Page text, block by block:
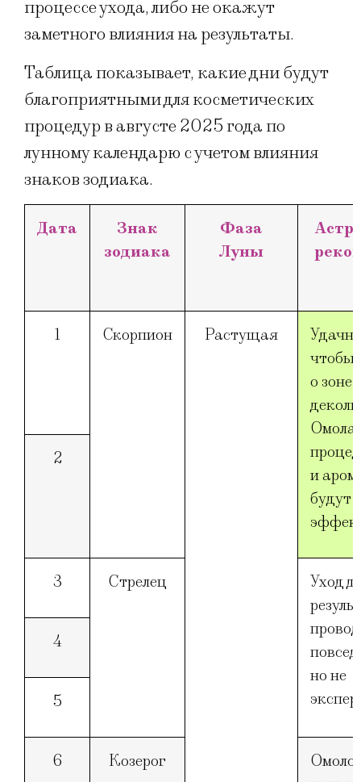
процессе ухода, либо не окажут
заметного влияния на результаты.
Таблица показывает, какие дни будут
благоприятными для косметических
процедур в августе 2025 года по
лунному календарю с учетом влияния
знаков зодиака.
Дата
Знак
зодиака
Фаза
Луны
1 Скорпион Растущая
чтобы
о зоне
и
будут
2
3 Стрелец
Уход
но не
4
5
6 Козерог